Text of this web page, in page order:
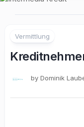
Vermittlung
by Dominik